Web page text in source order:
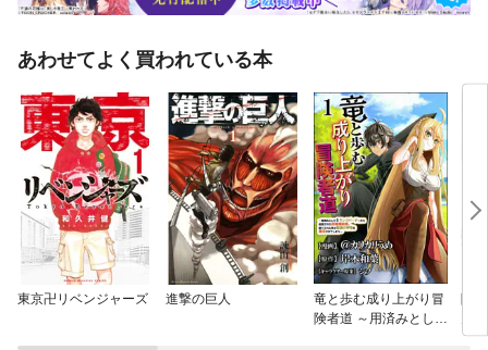
あわせてよく買われている本
東京卍リベンジャーズ 進撃の巨人
竜と歩む成り上がり冒
険者道 ～用済みとして
隣